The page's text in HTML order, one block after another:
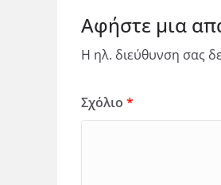
Αφήστε μια
Η ηλ. διεύθυνση σας
Σχόλιο *